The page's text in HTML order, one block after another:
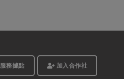
服務據點 加入合作社